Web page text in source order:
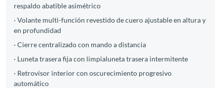
respaldo abatible asimétrico
· Volante multi-función revestido de cuero ajustable en altura y
en profundidad
· Cierre centralizado con mando a distancia
· Luneta trasera fija con limpialuneta trasera intermitente
· Retrovisor interior con oscurecimiento progresivo
automático